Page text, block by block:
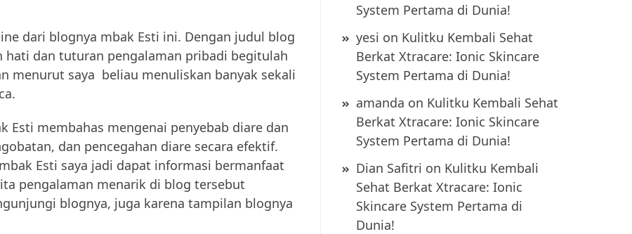
dari blognya mbak Esti ini. Dengan judul blog
hati dan tuturan pengalaman pribadi begitulah
menurut saya beliau menuliskan banyak sekali
Esti membahas mengenai penyebab diare dan
dan pencegahan diare secara efektif.
Esti saya jadi dapat informasi bermanfaat
pengalaman menarik di blog tersebut
blognya, juga karena tampilan blognya
System Pertama di Dunia!
yesi on Kulitku Kembali Sehat
Berkat Xtracare: Ionic Skincare
System Pertama di Dunia!
amanda on Kulitku Kembali Sehat
Berkat Xtracare: Ionic Skincare
System Pertama di Dunia!
Dian Safitri on Kulitku Kembali
Sehat Berkat Xtracare: Ionic
Skincare System Pertama di
Dunia!